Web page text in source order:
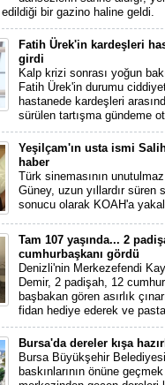
bir gazino haline geldi.
Fatih Ürek'in kardeşleri
girdi
Kalp krizi sonrası yoğun
Fatih Ürek'in durumu
hastanede kardeşleri
sürülen tartışma gündeme
Yeşilçam'ın usta ismi
haber
Türk sinemasının
Güney, uzun yıllardır süren
sonucu olarak KOAH'a
Tam 107 yaşında... 2
cumhurbaşkanı gördü
Denizli'nin Merkezefendi
Demir, 2 padişah, 12
başbakan gören asırlık
fidan hediye ederek ve
Bursa'da dereler kışa
Bursa Büyükşehir
baskınlarının önüne